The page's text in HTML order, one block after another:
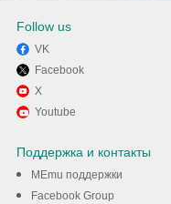
Follow us
VK
Facebook
X
Youtube
Поддержка и контакты
MEmu поддержки
Facebook Group